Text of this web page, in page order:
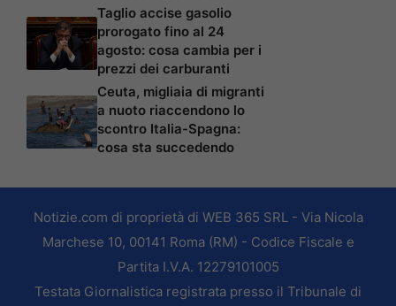
Taglio accise gasolio
prorogato fino al 24
agosto: cosa cambia per i
prezzi dei carburanti
Ceuta, migliaia di migranti
a nuoto riaccendono lo
scontro Italia-Spagna:
cosa sta succedendo
Notizie.com di proprietà di WEB 365 SRL - Via Nicola
Marchese 10, 00141 Roma (RM) - Codice Fiscale e
Partita I.V.A. 12279101005
Testata Giornalistica registrata presso il Tribunale di